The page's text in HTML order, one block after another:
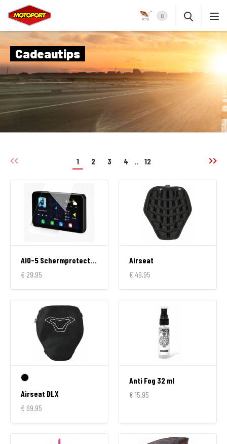
0
Cadeautips
1 2 3 4 .. 12
€ 29,95
Airseat
€ 49,95
Airseat DLX
€ 69,95
Anti Fog 32 ml
€ 15,95